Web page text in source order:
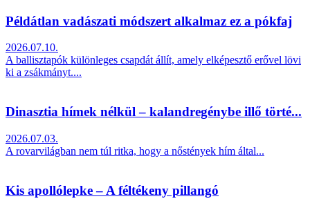
Példátlan vadászati módszert alkalmaz ez a pókfaj
2026.07.10.
A ballisztapók különleges csapdát állít, amely elképesztő erővel lövi
ki a zsákmányt....
Dinasztia hímek nélkül – kalandregénybe illő törté...
2026.07.03.
A rovarvilágban nem túl ritka, hogy a nőstények hím által...
Kis apollólepke – A féltékeny pillangó